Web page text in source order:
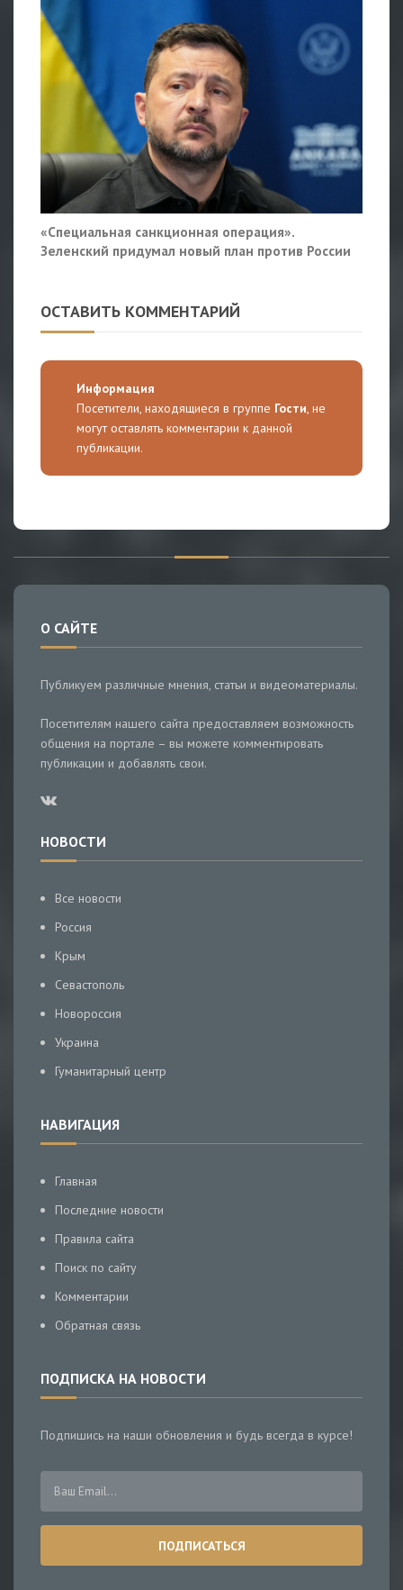
«Специальная санкционная операция».
Зеленский придумал новый план против России
ОСТАВИТЬ КОММЕНТАРИЙ
Информация
Посетители, находящиеся в группе Гости , не
могут оставлять комментарии к данной
публикации.
О САЙТЕ
Публикуем различные мнения, статьи и видеоматериалы.
Посетителям нашего сайта предоставляем возможность
общения на портале – вы можете комментировать
публикации и добавлять свои.
НОВОСТИ
Все новости
Россия
Крым
Севастополь
Новороссия
Украина
Гуманитарный центр
НАВИГАЦИЯ
Главная
Последние новости
Правила сайта
Поиск по сайту
Комментарии
Обратная связь
ПОДПИСКА НА НОВОСТИ
Подпишись на наши обновления и будь всегда в курсе!